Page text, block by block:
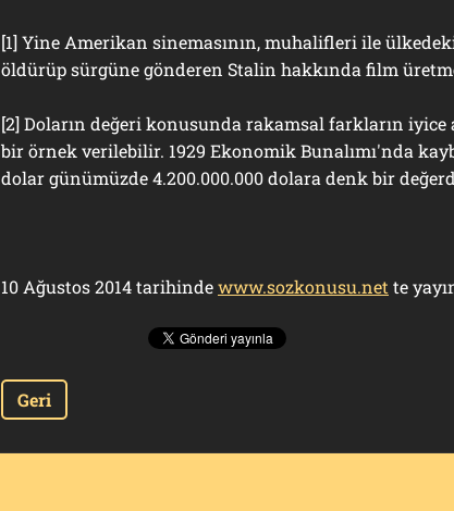
[1] Yine Amerikan sinemasının, muhalifleri ile
öldürüp sürgüne gönderen Stalin hakkında film
[2] Doların değeri konusunda rakamsal farkların iyice
bir örnek verilebilir. 1929 Ekonomik Bunalımı'nda
dolar günümüzde 4.200.000.000 dolara denk bir
10 Ağustos 2014 tarihindewww.sozkonusu.net te
Geri